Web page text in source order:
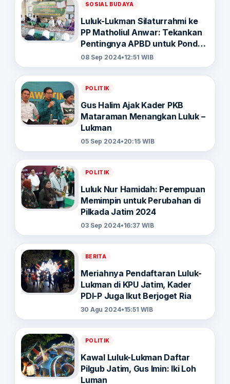
SOSIAL BUDAYA
Luluk-Lukman Silaturrahmi ke
PP Matholiul Anwar: Tekankan
Pentingnya APBD untuk Pondok
Pesantren di Jatim
08 Sep 2024•12:51 WIB
POLITIK
Gus Halim Ajak Kader PKB
Mataraman Menangkan Luluk –
Lukman
05 Sep 2024•20:15 WIB
POLITIK
Luluk Nur Hamidah: Perempuan
Memimpin untuk Perubahan di
Pilkada Jatim 2024
03 Sep 2024•16:37 WIB
BERITA
Meriahnya Pendaftaran Luluk-
Lukman di KPU Jatim, Kader
PDI-P Juga Ikut Berjoget Ria
30 Agu 2024•15:51 WIB
POLITIK
Kawal Luluk-Lukman Daftar
Pilgub Jatim, Gus Imin: Iki Loh
Luman